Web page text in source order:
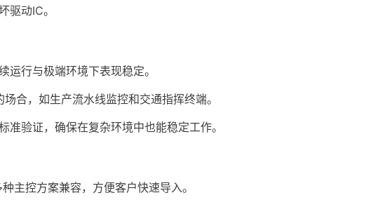
驱动IC。
行与极端环境下表现稳定。
合，如生产流水线监控和交通指挥终端。
验证，确保在复杂环境中也能稳定工作。
主控方案兼容，方便客户快速导入。